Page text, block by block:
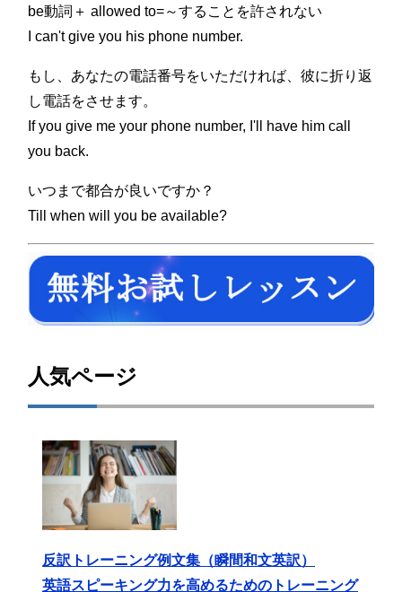
be動詞＋ allowed to=～することを許されない
I can't give you his phone number.
もし、あなたの電話番号をいただければ、彼に折り返
し電話をさせます。
If you give me your phone number, I'll have him call
you back.
いつまで都合が良いですか？
Till when will you be available?
人気ページ
反訳トレーニング例文集（瞬間和文英訳）
英語スピーキング力を高めるためのトレーニング